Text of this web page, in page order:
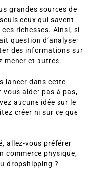
grandes sources de
ceux qui savent
richesses. Ainsi, si
question d’analyser
des informations sur
mener et autres.
lancer dans cette
vous aider pas à pas,
aucune idée sur le
créer ni sur ce que
allez-vous préférer
commerce physique,
dropshipping ?